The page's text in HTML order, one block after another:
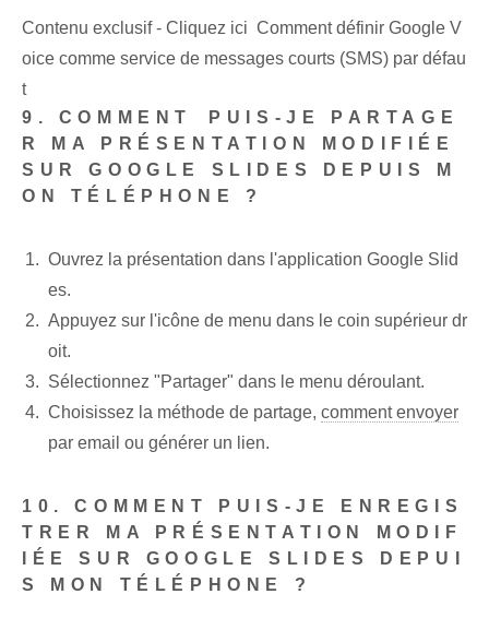
Contenu exclusif - Cliquez ici Comment définir Google V
oice comme service de messages courts (SMS) par défau
t
9. ‌COMMENT⁤ PUIS-JE‌ PARTAGE
R MA PRÉSENTATION MODIFIÉE
SUR GOOGLE SLIDES DEPUIS M
ON TÉLÉPHONE ?
Ouvrez la présentation dans l'application Google Slid
es.
Appuyez sur l'icône de menu dans le coin supérieur dr
oit.
Sélectionnez "Partager" dans le menu déroulant.
Choisissez la méthode de partage, comment envoyer
par ‌email ou générer un lien.
10. COMMENT PUIS-JE ENREGIS
TRER MA PRÉSENTATION MODIF
IÉE SUR GOOGLE SLIDES DEPUI
S MON TÉLÉPHONE ?